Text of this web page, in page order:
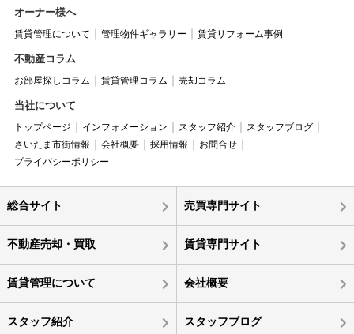
オーナー様へ
賃貸管理について 管理物件ギャラリー 賃貸リフォーム事例
不動産コラム
お部屋探しコラム 賃貸管理コラム 売却コラム
当社について
トップページ インフォメーション スタッフ紹介
スタッフブログ
さいたま市街情報
会社概要 採用情報
お問合せ
プライバシーポリシー
総合サイト 売買専門サイト
不動産売却・買取 賃貸専門サイト
賃貸管理について 会社概要
スタッフ紹介 スタッフブログ